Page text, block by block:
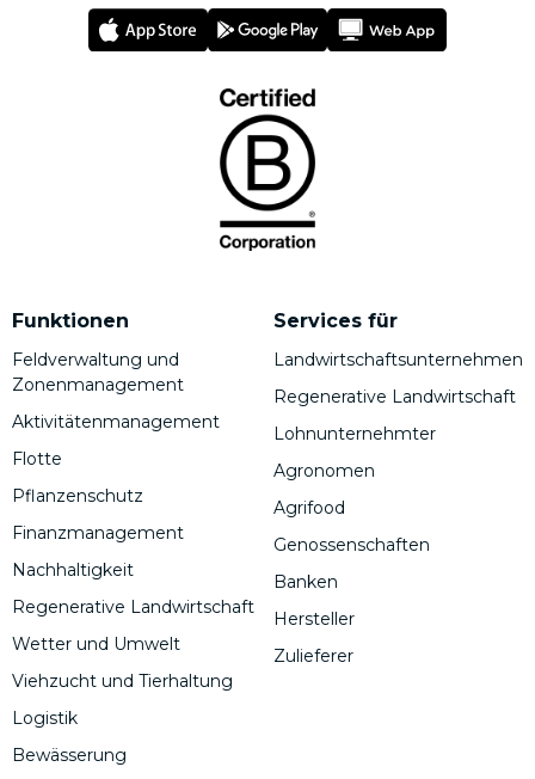
Funktionen
Feldverwaltung und
Zonenmanagement
Aktivitätenmanagement
Flotte
Pflanzenschutz
Finanzmanagement
Nachhaltigkeit
Regenerative Landwirtschaft
Wetter und Umwelt
Viehzucht und Tierhaltung
Logistik
Bewässerung
Services für
Landwirtschaftsunternehmen
Regenerative Landwirtschaft
Lohnunternehmter
Agronomen
Agrifood
Genossenschaften
Banken
Hersteller
Zulieferer